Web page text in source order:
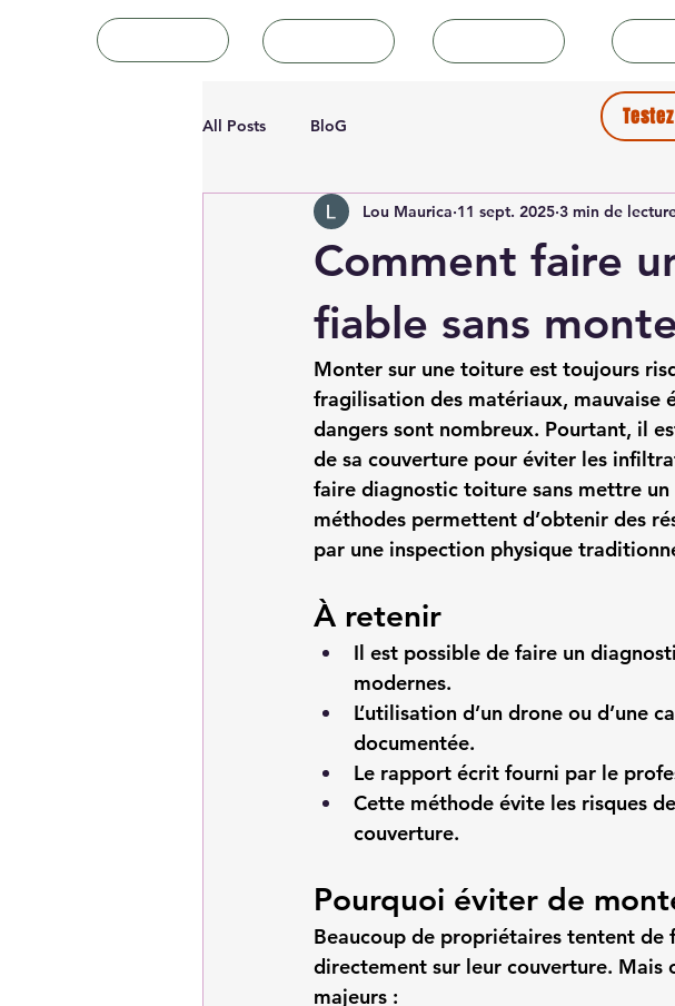
All Posts BloG
Comment faire
fiable sans
Lou Maurica 11 sept. 2025 3 min de
Monter sur une toiture est toujours
fragilisation des matériaux, mauvaise
dangers sont nombreux. Pourtant, il
de sa couverture pour éviter les
faire diagnostic toiture sans mettre
méthodes permettent d’obtenir des
par une inspection physique
À retenir
Il est possible de faire un
modernes.
L’utilisation d’un drone ou d’une
documentée.
Le rapport écrit fourni par le
Cette méthode évite les risques
couverture.
Pourquoi éviter de
Beaucoup de propriétaires tentent de
directement sur leur couverture. Mais
majeurs :